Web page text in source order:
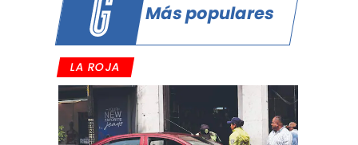
Más populares
LA ROJA